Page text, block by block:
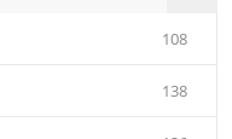
108
138